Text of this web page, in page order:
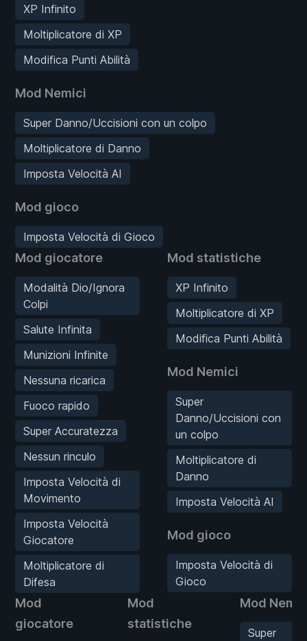
XP Infinito
Moltiplicatore di XP
Modifica Punti Abilità
Mod Nemici
Super Danno/Uccisioni con un colpo
Moltiplicatore di Danno
Imposta Velocità AI
Mod gioco
Imposta Velocità di Gioco
Mod giocatore
Modalità Dio/Ignora
Colpi
Salute Infinita
Munizioni Infinite
Nessuna ricarica
Fuoco rapido
Super Accuratezza
Nessun rinculo
Imposta Velocità di
Movimento
Imposta Velocità
Giocatore
Moltiplicatore di
Difesa
Mod statistiche
XP Infinito
Moltiplicatore di XP
Modifica Punti Abilità
Mod Nemici
Super
Danno/Uccisioni con
un colpo
Moltiplicatore di
Danno
Imposta Velocità AI
Mod gioco
Imposta Velocità di
Gioco
Mod
giocatore
Mod
statistiche
Mod
Super